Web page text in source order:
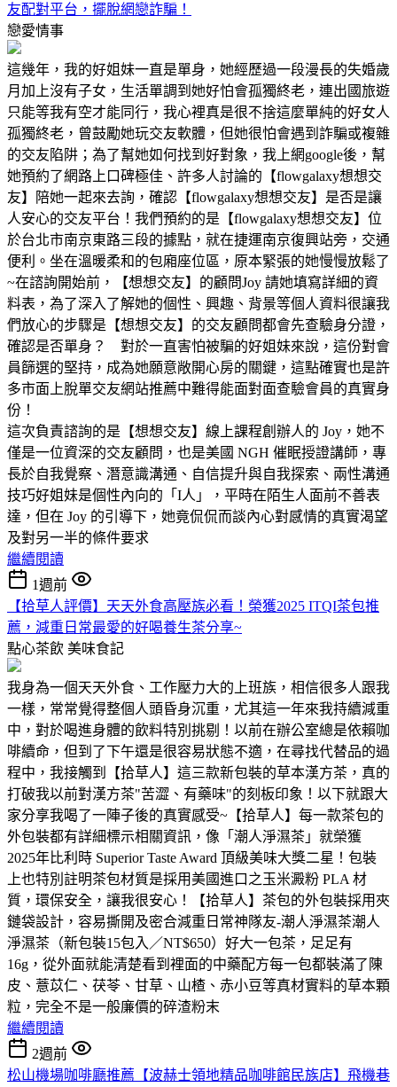
友配對平台，擺脫網戀詐騙！
戀愛情事
這幾年，我的好姐妹一直是單身，她經歷過一段漫長的失婚歲
月加上沒有子女，生活單調到她好怕會孤獨終老，連出國旅遊
只能等我有空才能同行，我心裡真是很不捨這麼單純的好女人
孤獨終老，曾鼓勵她玩交友軟體，但她很怕會遇到詐騙或複雜
的交友陷阱；為了幫她如何找到好對象，我上網google後，幫
她預約了網路上口碑極佳、許多人討論的【flowgalaxy想想交
友】陪她一起來去詢，確認【flowgalaxy想想交友】是否是讓
人安心的交友平台！我們預約的是【flowgalaxy想想交友】位
於台北市南京東路三段的據點，就在捷運南京復興站旁，交通
便利。坐在溫暖柔和的包廂座位區，原本緊張的她慢慢放鬆了
~在諮詢開始前，【想想交友】的顧問Joy 請她填寫詳細的資
料表，為了深入了解她的個性、興趣、背景等個人資料很讓我
們放心的步驟是【想想交友】的交友顧問都會先查驗身分證，
確認是否單身？ 對於一直害怕被騙的好姐妹來說，這份對會
員篩選的堅持，成為她願意敞開心房的關鍵，這點確實也是許
多市面上脫單交友網站推薦中難得能面對面查驗會員的真實身
份！
這次負責諮詢的是【想想交友】線上課程創辦人的 Joy，她不
僅是一位資深的交友顧問，也是美國 NGH 催眠授證講師，專
長於自我覺察、潛意識溝通、自信提升與自我探索、兩性溝通
技巧好姐妹是個性內向的「I人」，平時在陌生人面前不善表
達，但在 Joy 的引導下，她竟侃侃而談內心對感情的真實渴望
及對另一半的條件要求
繼續閱讀
1週前
【拾草人評價】天天外食高壓族必看！榮獲2025 ITQI茶包推
薦，減重日常最愛的好喝養生茶分享~
點心茶飲 美味食記
我身為一個天天外食、工作壓力大的上班族，相信很多人跟我
一樣，常常覺得整個人頭昏身沉重，尤其這一年來我持續減重
中，對於喝進身體的飲料特別挑剔！以前在辦公室總是依賴咖
啡續命，但到了下午還是很容易狀態不適，在尋找代替品的過
程中，我接觸到【拾草人】這三款新包裝的草本漢方茶，真的
打破我以前對漢方茶"苦澀、有藥味"的刻板印象！以下就跟大
家分享我喝了一陣子後的真實感受~【拾草人】每一款茶包的
外包裝都有詳細標示相關資訊，像「潮人淨濕茶」就榮獲
2025年比利時 Superior Taste Award 頂級美味大獎二星！包裝
上也特別註明茶包材質是採用美國進口之玉米澱粉 PLA 材
質，環保安全，讓我很安心！【拾草人】茶包的外包裝採用夾
鏈袋設計，容易撕開及密合減重日常神隊友-潮人淨濕茶潮人
淨濕茶（新包裝15包入／NT$650）好大一包茶，足足有
16g，從外面就能清楚看到裡面的中藥配方每一包都裝滿了陳
皮、薏苡仁、茯苓、甘草、山楂、赤小豆等真材實料的草本顆
粒，完全不是一般廉價的碎渣粉末
繼續閱讀
2週前
松山機場咖啡廳推薦【波赫士領地精品咖啡館民族店】飛機巷